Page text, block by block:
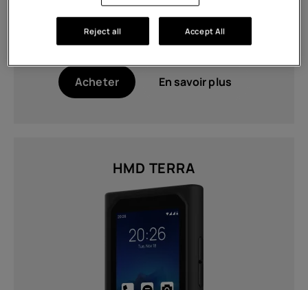
Compatible avec la charge 33 W
Couleur
Data Grey (1)
Twisted Black (1)
FHD+ 1080 × 2400 (1)
HD+ (720 x 1612) (1)
Acheter En savoir plus
HMD TERRA
Reject all Accept All